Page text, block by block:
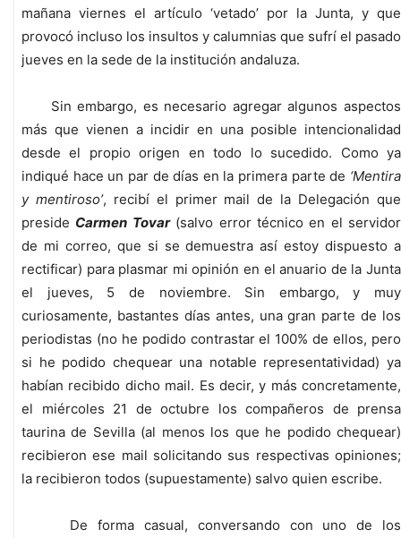
mañana viernes el artículo ‘vetado’ por la Junta, y que
provocó incluso los insultos y calumnias que sufrí el pasado
jueves en la sede de la institución andaluza.
Sin embargo, es necesario agregar algunos aspectos
más que vienen a incidir en una posible intencionalidad
desde el propio origen en todo lo sucedido. Como ya
indiqué hace un par de días en la primera parte de ‘Mentira
y mentiroso’, recibí el primer mail de la Delegación que
preside Carmen Tovar(salvo error técnico en el servidor
de mi correo, que si se demuestra así estoy dispuesto a
rectificar) para plasmar mi opinión en el anuario de la Junta
el jueves, 5 de noviembre. Sin embargo, y muy
curiosamente, bastantes días antes, una gran parte de los
periodistas (no he podido contrastar el 100% de ellos, pero
si he podido chequear una notable representatividad) ya
habían recibido dicho mail. Es decir, y más concretamente,
el miércoles 21 de octubre los compañeros de prensa
taurina de Sevilla (al menos los que he podido chequear)
recibieron ese mail solicitando sus respectivas opiniones;
la recibieron todos (supuestamente) salvo quien escribe.
De forma casual, conversando con uno de los